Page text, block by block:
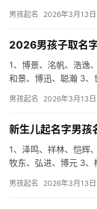
男孩起名 2026年3月13日
2026男孩子取名
1、博景、洺帆、浩逸
和景、博迅、聪瀚 3
男孩起名 2026年3月13日
新生儿起名字男
1、泽鸣、祥林、恺辉
牧东、弘进、博元 3
男孩起名 2026年3月13日